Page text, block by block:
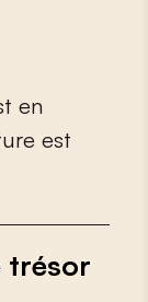
t en
ure est
trésor